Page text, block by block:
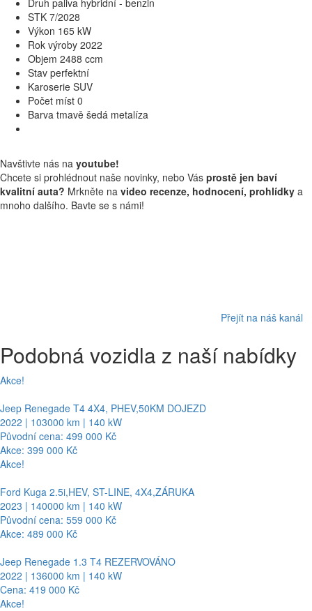
STK 7/2028
Výkon 165 kW
Rok výroby 2022
Objem 2488 ccm
Stav perfektní
Karoserie SUV
Počet míst 0
Barva tmavě šedá metalíza
Navštivte nás na youtube!
Chcete si prohlédnout naše novinky, nebo Vás prostě jen baví
kvalitní auta? Mrkněte na video recenze, hodnocení, prohlídky a
mnoho dalšího. Bavte se s námi!
Přejít na náš kanál
Podobná vozidla z naší nabídky
Akce!
Jeep Renegade T4 4X4, PHEV,50KM DOJEZD
2022 | 103000 km | 140 kW
Původní cena: 499 000 Kč
Akce: 399 000 Kč
Akce!
Ford Kuga 2.5i,HEV, ST-LINE, 4X4,ZÁRUKA
2023 | 140000 km | 140 kW
Původní cena: 559 000 Kč
Akce: 489 000 Kč
Jeep Renegade 1.3 T4 REZERVOVÁNO
2022 | 136000 km | 140 kW
Cena: 419 000 Kč
Akce!